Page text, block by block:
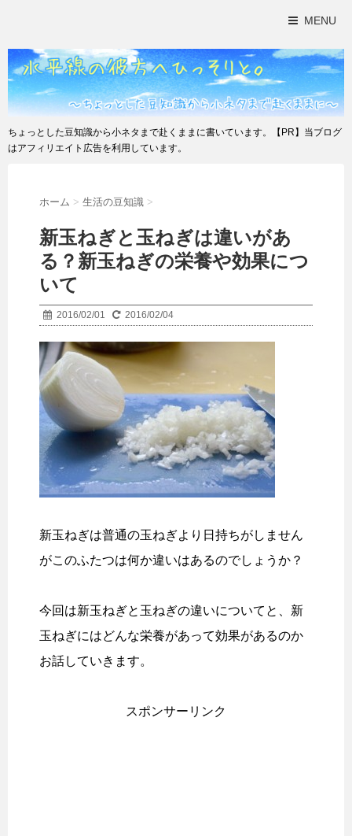
MENU
ちょっとした豆知識から小ネタまで赴くままに書いています。【PR】当ブログ
はアフィリエイト広告を利用しています。
ホーム > 生活の豆知識 >
新玉ねぎと玉ねぎは違いがあ
る？新玉ねぎの栄養や効果につ
いて
2016/02/01 2016/02/04
新玉ねぎは普通の玉ねぎより日持ちがしません
がこのふたつは何か違いはあるのでしょうか？
今回は新玉ねぎと玉ねぎの違いについてと、新
玉ねぎにはどんな栄養があって効果があるのか
お話していきます。
スポンサーリンク